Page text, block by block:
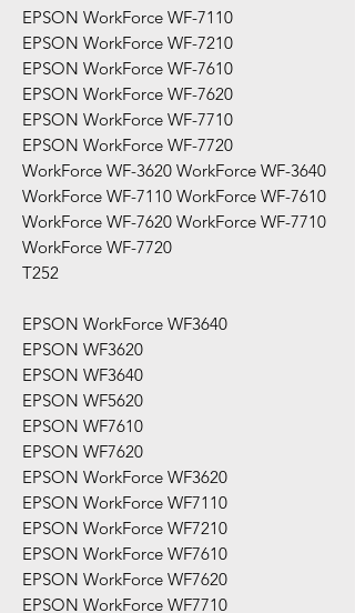
EPSON WorkForce WF-7110
EPSON WorkForce WF-7210
EPSON WorkForce WF-7610
EPSON WorkForce WF-7620
EPSON WorkForce WF-7710
EPSON WorkForce WF-7720
WorkForce WF-3620 WorkForce WF-3640
WorkForce WF-7110 WorkForce WF-7610
WorkForce WF-7620 WorkForce WF-7710
WorkForce WF-7720
T252
EPSON WorkForce WF3640
EPSON WF3620
EPSON WF3640
EPSON WF5620
EPSON WF7610
EPSON WF7620
EPSON WorkForce WF3620
EPSON WorkForce WF7110
EPSON WorkForce WF7210
EPSON WorkForce WF7610
EPSON WorkForce WF7620
EPSON WorkForce WF7710